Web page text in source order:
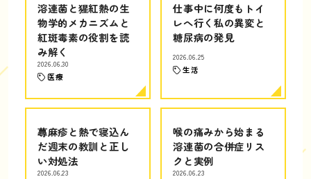
溶連菌と猩紅熱の生
物学的メカニズムと
紅斑毒素の役割を読
み解く
2026.06.30
医療
仕事中に何度もトイ
レへ行く私の異変と
糖尿病の発見
2026.06.25
生活
蕁麻疹と熱で寝込ん
だ週末の教訓と正し
い対処法
2026.06.23
喉の痛みから始まる
溶連菌の合併症リス
クと実例
2026.06.23